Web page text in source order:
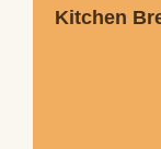
Kitchen